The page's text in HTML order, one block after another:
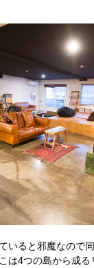
いると邪魔なので
は4つの島から成る